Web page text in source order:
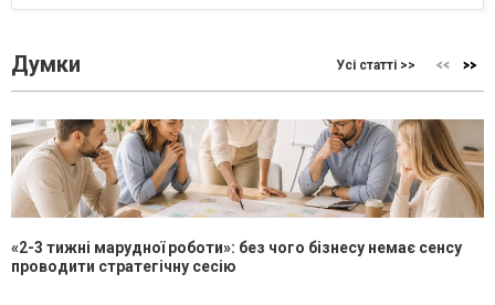
Думки Усі статті >>
«2-3 тижні марудної роботи»: без чого бізнесу немає сенсу
проводити стратегічну сесію